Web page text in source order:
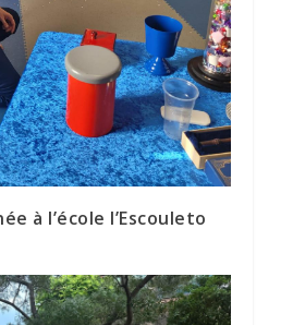
à l’école l’Escouleto